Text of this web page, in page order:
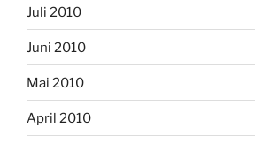
Juli 2010
Juni 2010
Mai 2010
April 2010